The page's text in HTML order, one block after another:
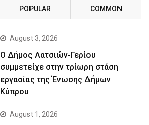
POPULAR COMMON
August 3, 2026
Ο Δήμος Λατσιών-Γερίου
συμμετείχε στην τρίωρη στάση
εργασίας της Ένωσης Δήμων
Κύπρου
August 1, 2026